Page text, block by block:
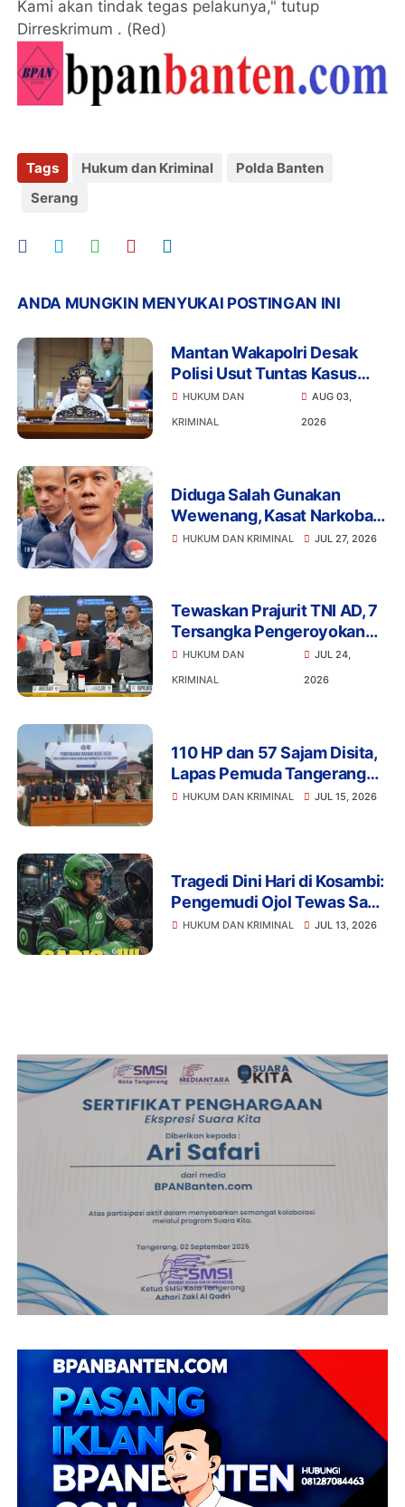
Kami akan tindak tegas pelakunya," tutup
Dirreskrimum . (Red)
Tags Hukum dan Kriminal
Polda Banten
Serang
ANDA MUNGKIN MENYUKAI POSTINGAN INI
Mantan Wakapolri Desak
Polisi Usut Tuntas Kasus
Bigmo Ajak Anak di Bawah
Umur Promosikan Vape
HUKUM DAN
KRIMINAL
AUG 03,
2026
Diduga Salah Gunakan
Wewenang, Kasat Narkoba
Polres Tangsel dan 6
HUKUM DAN KRIMINAL JUL 27, 2026
Tewaskan Prajurit TNI AD, 7
Tersangka Pengeroyokan
Terancam Penjara Seumur
Hidup
HUKUM DAN
KRIMINAL
JUL 24,
2026
110 HP dan 57 Sajam Disita,
Lapas Pemuda Tangerang
Perketat Pengawasan
HUKUM DAN KRIMINAL JUL 15, 2026
Tragedi Dini Hari di Kosambi:
Pengemudi Ojol Tewas Saat
Istirahat, Motor dan HP Raib
HUKUM DAN KRIMINAL JUL 13, 2026